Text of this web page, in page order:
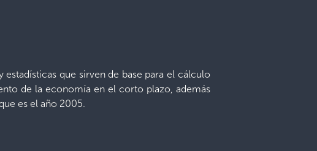
que sirven de base para el cálculo
de la economía en el corto plazo, además
es el año 2005.